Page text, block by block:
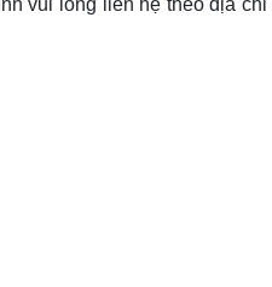
vui lòng liên hệ theo địa